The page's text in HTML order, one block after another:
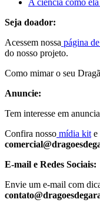
Seja doador:
Acessem nossa página
do nosso projeto.
Como mimar o seu
Anuncie:
Tem interesse em
Confira nosso mídia kit e
E-mail e Redes Sociais:
Envie um e-mail com